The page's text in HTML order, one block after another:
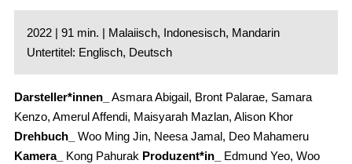
2022 | 91 min. | Malaiisch, Indonesisch, Mandarin
Untertitel: Englisch, Deutsch
Darsteller*innen_
Asmara Abigail, Bront Palarae, Samara
Kenzo, Amerul Affendi, Maisyarah Mazlan, Alison Khor
Drehbuch_
Woo Ming Jin, Neesa Jamal, Deo Mahameru
Kamera_
Kong Pahurak Produzent*in_
Edmund Yeo, Woo